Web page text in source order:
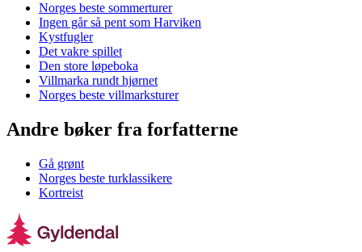
Norges beste sommerturer
Ingen går så pent som Harviken
Kystfugler
Det vakre spillet
Den store løpeboka
Villmarka rundt hjørnet
Norges beste villmarksturer
Andre bøker fra forfatterne
Gå grønt
Norges beste turklassikere
Kortreist